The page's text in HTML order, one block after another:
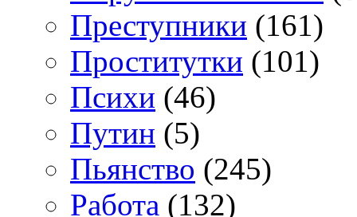
Преступники (161)
Проститутки (101)
Психи (46)
Путин (5)
Пьянство (245)
Работа (132)